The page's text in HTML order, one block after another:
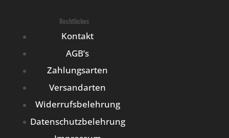
Rechtliches
Kontakt
AGB’s
Zahlungsarten
Versandarten
Widerrufsbelehrung
Datenschutzbelehrung